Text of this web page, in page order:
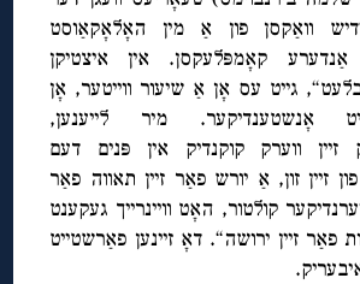
וואַקסן פון אַ מין האָלאָקאַוסט
קאָמפּלעקסן. אין איצטיקן
גייט עס אָן אַ שיעור ווייטער, אָן
אָנשטענדיקער. מיר לייענען,
זיין ווערק קוקנדיק אין פּנים דעם
זיין זון, אַ יורש פאַר זיין תאווה פאַר
קולטור, האָט וויינרייך געקענט
פאַר זיין ירושה“. דאָ זיינען פאַרשטייט